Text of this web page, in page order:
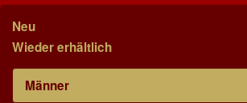
Neu
Wieder erhältlich
Männer